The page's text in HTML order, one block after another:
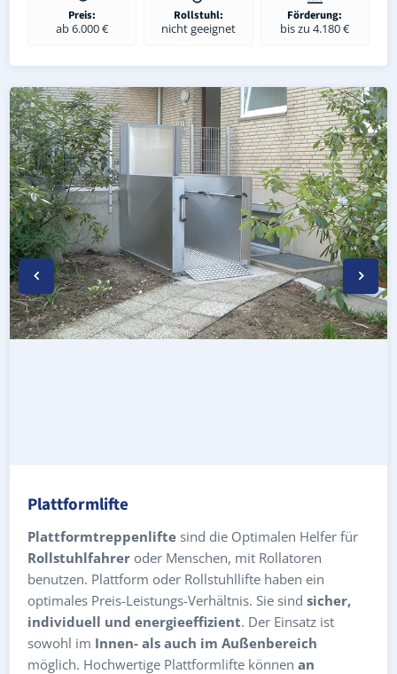
Preis:
ab 6.000 €
Rollstuhl:
nicht geeignet
Förderung:
bis zu 4.180 €
Wetterfester Plattformlift außen in Sundhausen
Rollstuhl-Plattformlift in Sundhausen (Unstrut-Hainich-
Plattformlifte
Plattformtreppenlifte sind die Optimalen Helfer für
Rollstuhlfahrer oder Menschen, mit Rollatoren
benutzen. Plattform oder Rollstuhllifte haben ein
optimales Preis-Leistungs-Verhältnis. Sie sind sicher,
individuell und energieeffizient. Der Einsatz ist
sowohl im Innen- als auch im Außenbereich
möglich. Hochwertige Plattformlifte können an